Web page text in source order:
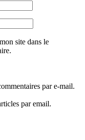
site dans le
par e-mail.
par email.